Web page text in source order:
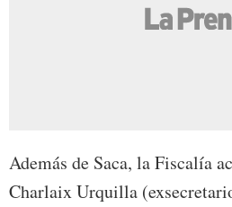
Además de Saca, la Fiscalía
Charlaix Urquilla